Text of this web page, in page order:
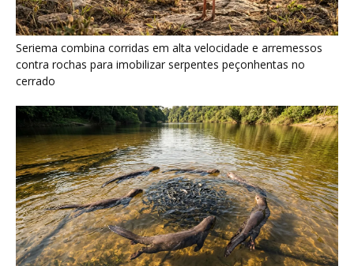
Ariranha sincroniza caça coletiva com vocalização subaquática
e cerca cardumes em rios rasos da Amazônia